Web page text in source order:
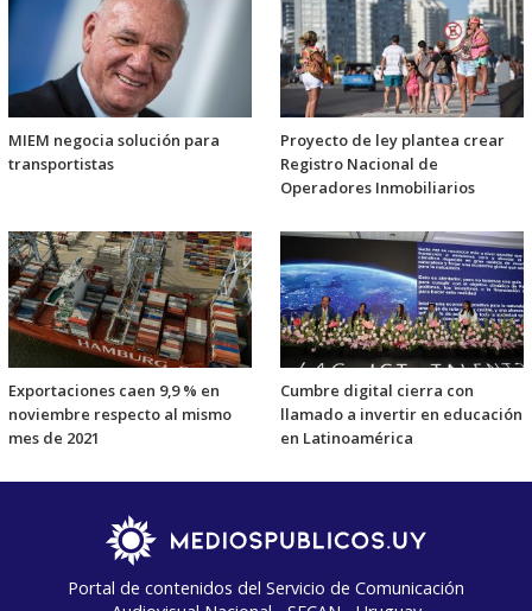
MIEM negocia solución para
transportistas
Proyecto de ley plantea crear
Registro Nacional de
Operadores Inmobiliarios
Exportaciones caen 9,9 % en
noviembre respecto al mismo
mes de 2021
Cumbre digital cierra con
llamado a invertir en educación
en Latinoamérica
Portal de contenidos del Servicio de Comunicación